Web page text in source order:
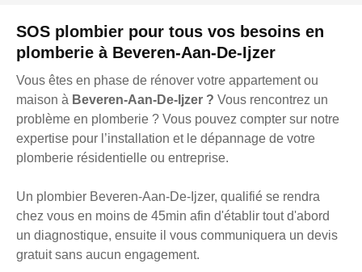
SOS plombier pour tous vos besoins en
plomberie à Beveren-Aan-De-Ijzer
Vous êtes en phase de rénover votre appartement ou
maison à Beveren-Aan-De-Ijzer ? Vous rencontrez un
problème en plomberie ? Vous pouvez compter sur notre
expertise pour l’installation et le dépannage de votre
plomberie résidentielle ou entreprise.
Un plombier Beveren-Aan-De-Ijzer, qualifié se rendra
chez vous en moins de 45min afin d'établir tout d'abord
un diagnostique, ensuite il vous communiquera un devis
gratuit sans aucun engagement.